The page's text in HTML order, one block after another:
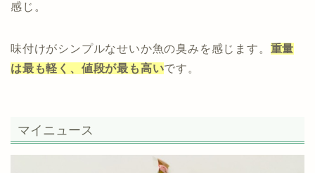
感じ。
味付けがシンプルなせいか魚の臭みを感じます。 重量
は最も軽く、値段が最も高いです。
マイニュース